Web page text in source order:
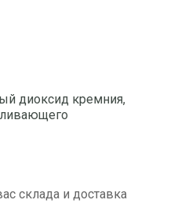
диоксид кремния,
склада и доставка